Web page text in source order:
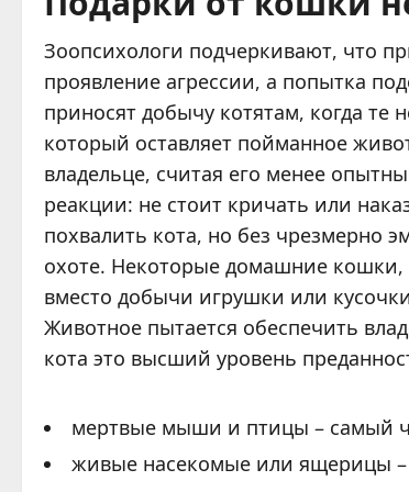
Зоопсихологи подчеркивают, что
проявление агрессии, а попытка
приносят добычу котятам, когда те
который оставляет пойманное
владельце, считая его менее
реакции: не стоит кричать или
похвалить кота, но без чрезмерно
охоте. Некоторые домашние кошки,
вместо добычи игрушки или
Животное пытается обеспечить
кота это высший уровень
мертвые мыши и птицы – самый
живые насекомые или ящерицы –